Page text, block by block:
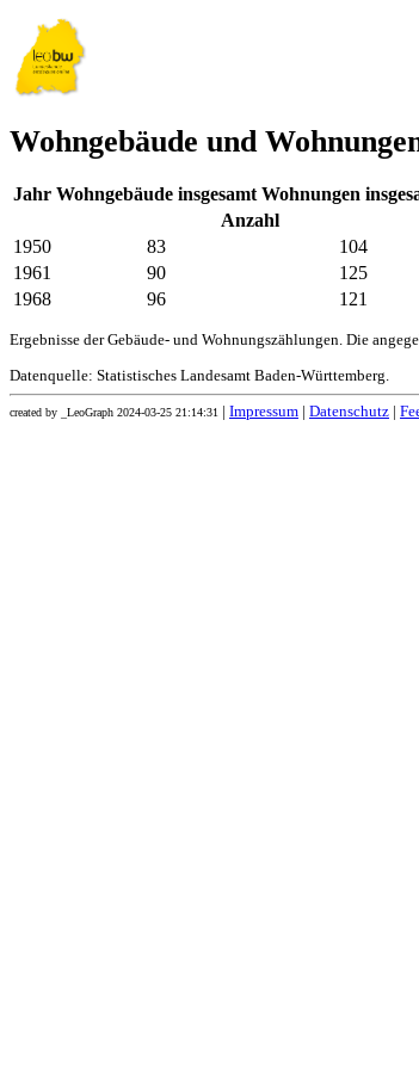
Wohngebäude und
Jahr Wohngebäude insgesamt Wohnungen
Anzahl
1950
83
104
1961
90
125
1968
96 121
Ergebnisse der Gebäude- und Wohnungszählungen. Die
Datenquelle: Statistisches Landesamt Baden-Württemberg.
created by _LeoGraph 2024-03-25 21:14:31 Impressum Datenschutz